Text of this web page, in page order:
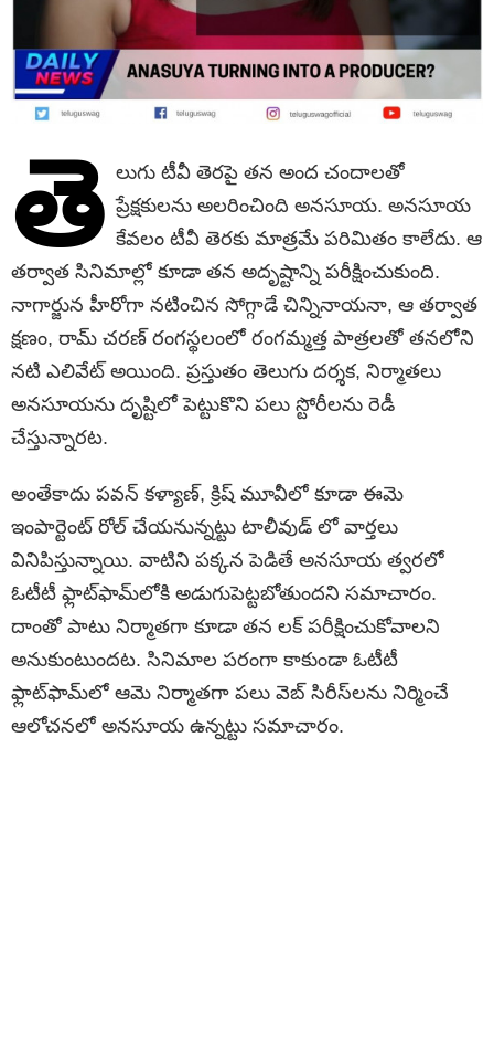
తె లుగు టీవీ తెరపై తన అంద చందాలతో
ప్రేక్షకులను అలరించింది అనసూయ. అనసూయ
కేవలం టీవీ తెరకు మాత్రమే పరిమితం కాలేదు. ఆ
తర్వాత సినిమాల్లో కూడా తన అదృష్టాన్ని పరీక్షించుకుంది.
నాగార్జున హీరోగా నటించిన సోగ్గాడే చిన్నినాయనా, ఆ తర్వాత
క్షణం, రామ్ చరణ్ రంగస్థలంలో రంగమ్మత్త పాత్రలతో తనలోని
నటి ఎలివేట్ అయింది. ప్రస్తుతం తెలుగు దర్శక, నిర్మాతలు
అనసూయను దృష్టిలో పెట్టుకొని పలు స్టోరీలను రెడీ
చేస్తున్నారట.
అంతేకాదు పవన్ కళ్యాణ్, క్రిష్ మూవీలో కూడా ఈమె
ఇంపార్టెంట్ రోల్ చేయనున్నట్టు టాలీవుడ్ లో వార్తలు
వినిపిస్తున్నాయి. వాటిని పక్కన పెడితే అనసూయ త్వరలో
ఓటీటీ ఫ్లాట్‌ఫామ్‌లోకి అడుగుపెట్టబోతుందని సమాచారం.
దాంతో పాటు నిర్మాతగా కూడా తన లక్ పరీక్షించుకోవాలని
అనుకుంటుందట. సినిమాల పరంగా కాకుండా ఓటీటీ
ఫ్లాట్‌ఫామ్‌లో ఆమె నిర్మాతగా పలు వెబ్ సిరీస్‌లను నిర్మించే
ఆలోచనలో అనసూయ ఉన్నట్టు సమాచారం.